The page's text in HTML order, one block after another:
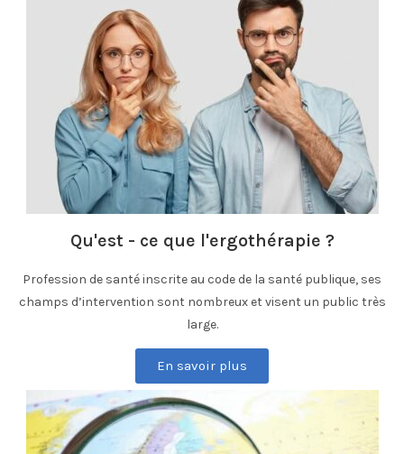
Qu'est - ce que l'ergothérapie ?
Profession de santé inscrite au code de la santé publique, ses
champs d’intervention sont nombreux et visent un public très
large.
En savoir plus